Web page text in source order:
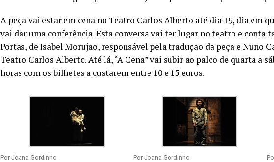
A peça vai estar em cena no Teatro Carlos Alberto até dia 19, dia em
vai dar uma conferência. Esta conversa vai ter lugar no teatro e conta
Portas, de Isabel Morujão, responsável pela tradução da peça e Nuno
Teatro Carlos Alberto. Até lá, “A Cena” vai subir ao palco de quarta a
horas com os bilhetes a custarem entre 10 e 15 euros.
Por Joana Gordinho Por Joana Gordinho